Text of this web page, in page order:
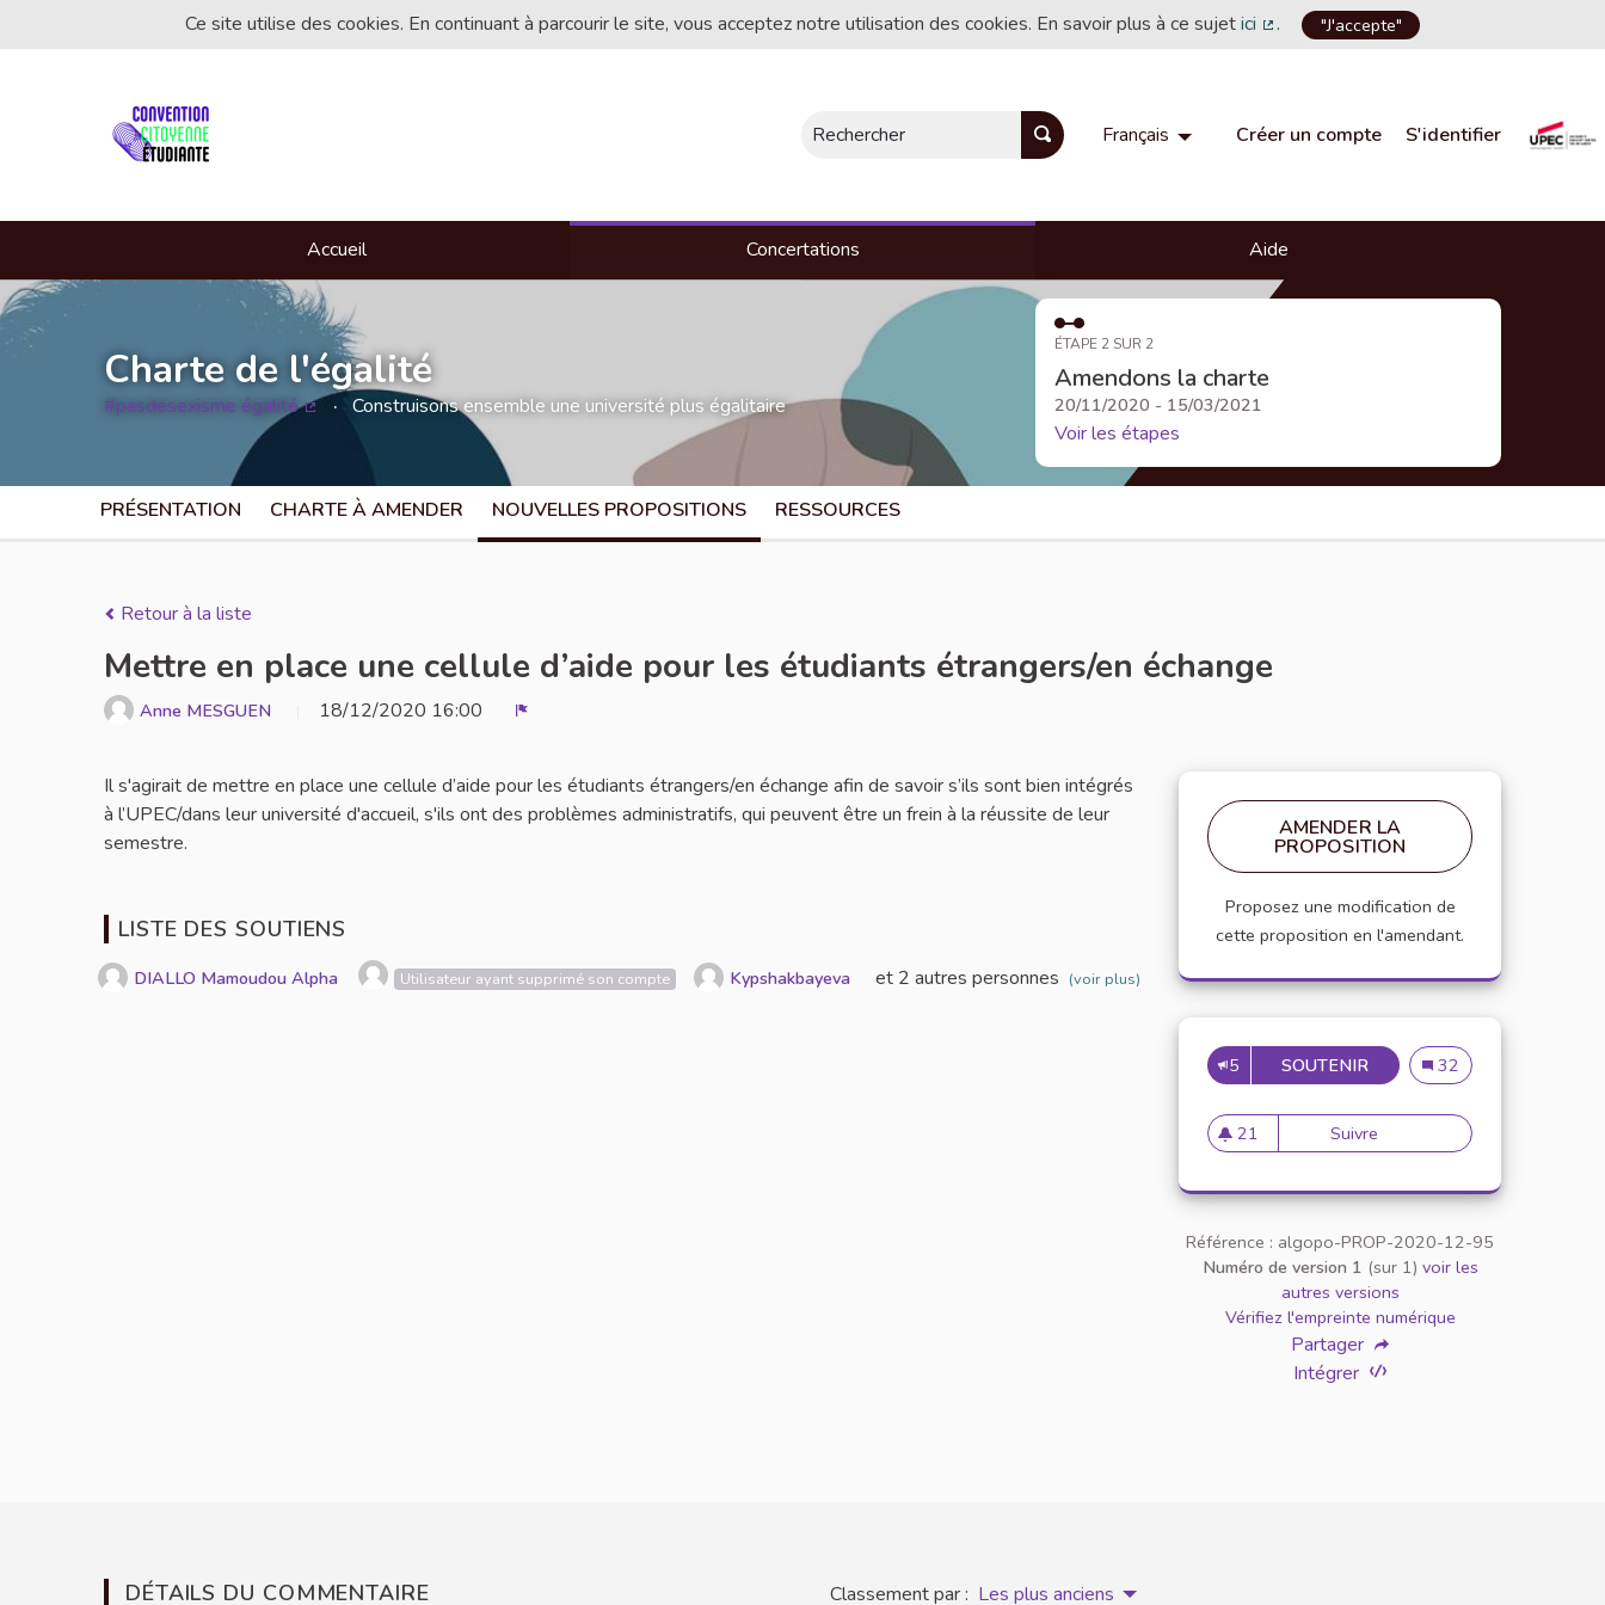
Ce site utilise des cookies. En continuant à parcourir le site, vous acceptez notre utilisation des cookies. En savoir plus à ce sujetici
(Lien externe)
. "J'accepte"
Rechercher Français Choisir la langueChoose language
Créer un compte S'identifier
Accueil Concertations Aide
Charte de l'égalité
#pasdesexisme égalité Construisons ensemble une université plus égalitaire
ÉTAPE 2 SUR 2
Amendons la charte
20/11/2020 - 15/03/2021
Voir les étapes
PRÉSENTATION CHARTE À AMENDER NOUVELLES PROPOSITIONS RESSOURCES
Retour à la liste
Mettre en place une cellule d’aide pour les étudiants étrangers/en échange
Anne MESGUEN 18/12/2020 16:00
Il s'agirait de mettre en place une cellule d’aide pour les étudiants étrangers/en échange afin de savoir s’ils sont bien intégrés
à l’UPEC/dans leur université d'accueil, s'ils ont des problèmes administratifs, qui peuvent être un frein à la réussite de leur
semestre.
LISTE DES SOUTIENS
DIALLO Mamoudou Alpha Utilisateur ayant supprimé son compte Kypshakbayeva et 2 autres personnes (voir plus)
AMENDER LA
PROPOSITION
Proposez une modification de
cette proposition en l'amendant.
5 SOUTENIR METTRE EN PLACE UNE
Mettre en place une
32
21
21 abonnés
Suivre Mettre en place une cellule
Référence : algopo-PROP-2020-12-95
Numéro de version 1 (sur 1) voir les
autres versions
Vérifiez l'empreinte numérique
Partager
Intégrer
DÉTAILS DU COMMENTAIRE Classement par : Les plus anciens